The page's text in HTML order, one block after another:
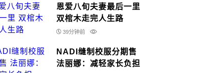
恩爱八旬夫妻最后一里
双棺木走完人生路
39分钟前
NADI缝制校服分期售
法丽娜：减轻家长负担